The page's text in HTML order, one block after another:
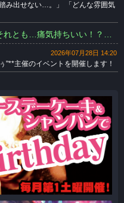
…。」 「どんな雰囲気
# 【本日開催】痛い？気持ちいい？それとも…痛気持ちいい！？みんなで試そうマッサージ体験！
2026年07月28日 14:20
"**主催のイベントを開催します！